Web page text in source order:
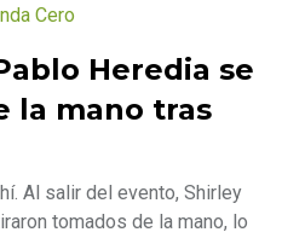
Cero
Heredia se
la mano tras
Al salir del evento, Shirley
tomados de la mano, lo